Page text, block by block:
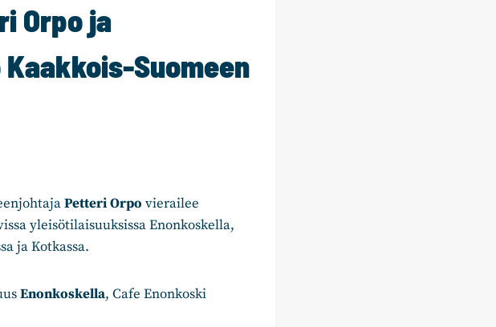
Orpo ja
Suomeen
Petteri Orpo vierailee
yleisötilaisuuksissa Enonkoskella,
ja Kotkassa.
Enonkoskella, Cafe Enonkoski